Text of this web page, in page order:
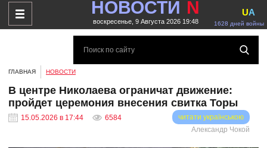
НОВОСТИ N
воскресенье, 9 Августа 2026 19:48 1628 дней войны
UA
ГЛАВНАЯ НОВОСТИ
В центре Николаева ограничат движение:
пройдет церемония внесения свитка Торы
15.05.2026 в 17:44 6584
читати українською
Александр Чокой